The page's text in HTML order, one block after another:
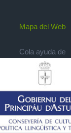
Mapa del Web
Cola ayuda de